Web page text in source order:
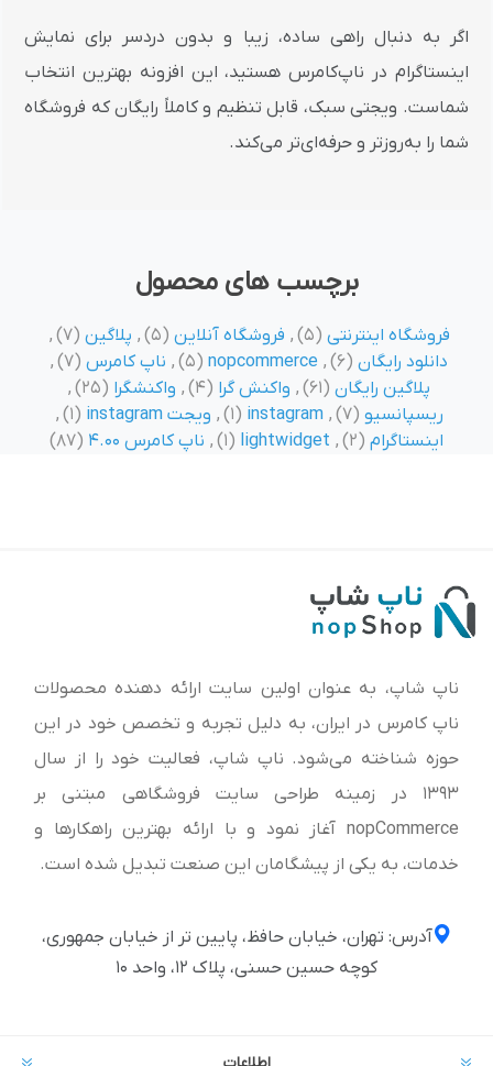
اگر به دنبال راهی ساده، زیبا و بدون دردسر برای نمایش
اینستاگرام در ناپ‌کامرس هستید، این افزونه بهترین انتخاب
شماست. ویجتی سبک، قابل تنظیم و کاملاً رایگان که فروشگاه
شما را به‌روزتر و حرفه‌ای‌تر می‌کند.
برچسب های محصول
فروشگاه اینترنتی (5)
, فروشگاه آنلاین (5)
, پلاگین (7)
,
دانلود رایگان (6)
,
nopcommerce
(5)
, ناپ کامرس (7)
,
پلاگین رایگان (61)
, واکنش گرا (4)
, واکنشگرا (25)
,
ریسپانسیو (7)
,
instagram
(1)
, ویجت instagram (1)
,
اینستاگرام (2)
,
lightwidget
(1)
, ناپ کامرس 4.00 (87)
ناپ شاپ، به عنوان اولین سایت ارائه‌ دهنده محصولات
ناپ کامرس در ایران، به دلیل تجربه و تخصص خود در این
حوزه شناخته می‌شود. ناپ شاپ، فعالیت خود را از سال
1393 در زمینه طراحی سایت فروشگاهی مبتنی بر
nopCommerce آغاز نمود و با ارائه بهترین راهکارها و
خدمات، به یکی از پیشگامان این صنعت تبدیل شده است.
آدرس: تهران، خیابان حافظ، پایین تر از خیابان جمهوری،
کوچه حسین حسنی، پلاک ۱۲، واحد ۱۰